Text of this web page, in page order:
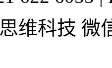
维科技 微